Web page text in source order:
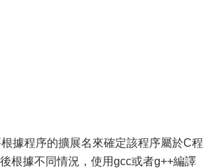
據程序的擴展名來確定該程序屬於C程
根據不同情況，使用gcc或者g++編譯